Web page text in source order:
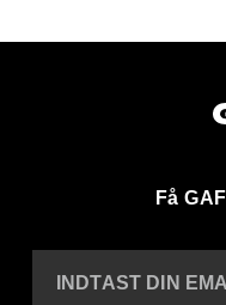
Få
INDTAST DIN